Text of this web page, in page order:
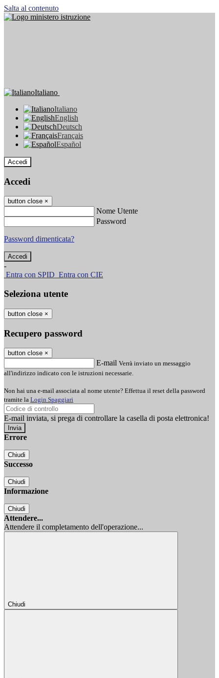
Salta al contenuto
Italiano
Italiano
English
Deutsch
Français
Español
Accedi
Accedi
button close ×
Nome Utente
Password
Password dimenticata?
-
Entra con SPID Entra con CIE
Seleziona utente
button close ×
Recupero password
button close ×
E-mail Verrà inviato un messaggio
all'indirizzo indicato con le istruzioni necessarie.
Non hai una e-mail associata al nome utente? Effettua il reset della password
tramite la Login Spaggiari
E-mail inviata, si prega di controllare la casella di posta elettronica!
Errore
Chiudi
Successo
Chiudi
Informazione
Chiudi
Attendere...
Attendere il completamento dell'operazione...
Chiudi